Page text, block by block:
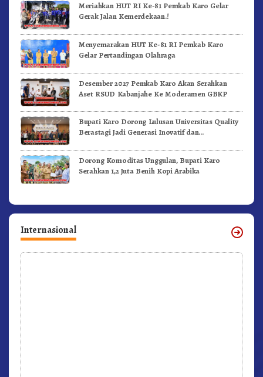
Meriahkan HUT RI Ke-81 Pemkab Karo Gelar
Gerak Jalan Kemerdekaan.!
Menyemarakan HUT Ke-81 RI Pemkab Karo
Gelar Pertandingan Olahraga
Desember 2027 Pemkab Karo Akan Serahkan
Aset RSUD Kabanjahe Ke Moderamen GBKP
Bupati Karo Dorong Lulusan Universitas Quality
Berastagi Jadi Generasi Inovatif dan
Dorong Komoditas Unggulan, Bupati Karo
Serahkan 1,2 Juta Benih Kopi Arabika
Internasional